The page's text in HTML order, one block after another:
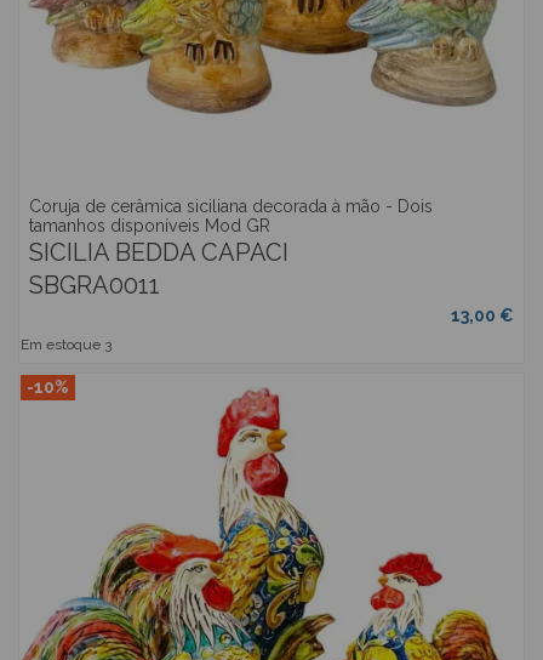
Coruja de cerâmica siciliana decorada à mão - Dois
tamanhos disponíveis Mod GR
SICILIA BEDDA CAPACI
SBGRA0011
13,00 €
Em estoque 3
-10%